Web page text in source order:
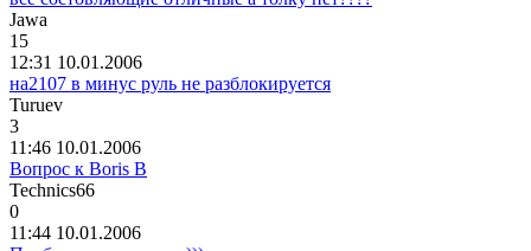
Jawa
15
12:31 10.01.2006
на2107 в минус руль не разблокируется
Turuev
3
11:46 10.01.2006
Вопрос к Boris B
Technics66
0
11:44 10.01.2006